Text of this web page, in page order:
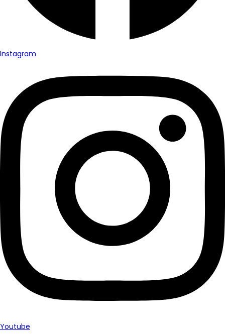
Instagram
Youtube